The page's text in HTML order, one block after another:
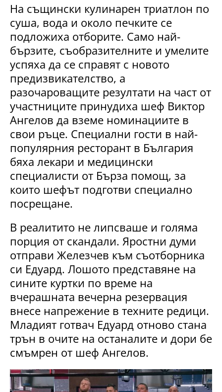
На същински кулинарен триатлон по
суша, вода и около печките се
подложиха отборите. Само най-
бързите, съобразителните и умелите
успяха да се справят с новото
предизвикателство, а
разочароващите резултати на част от
участниците принудиха шеф Виктор
Ангелов да вземе номинациите в
свои ръце. Специални гости в най-
популярния ресторант в България
бяха лекари и медицински
специалисти от Бърза помощ, за
които шефът подготви специално
посрещане.
В реалитито не липсваше и голяма
порция от скандали. Яростни думи
отправи Железчев към съотборника
си Едуард. Лошото представяне на
сините куртки по време на
вчерашната вечерна резервация
внесе напрежение в техните редици.
Младият готвач Едуард отново стана
трън в очите на останалите и дори бе
смъмрен от шеф Ангелов.